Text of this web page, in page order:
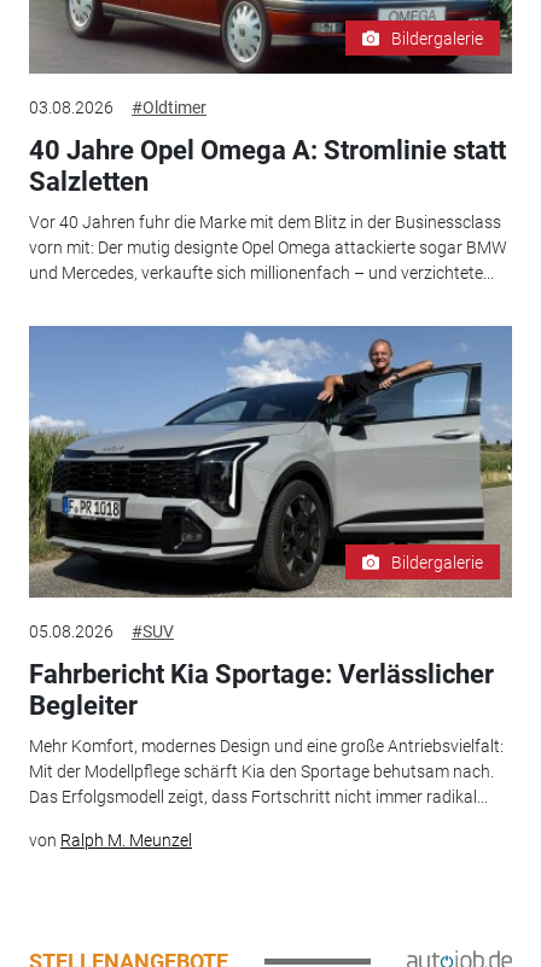
Bildergalerie
03.08.2026 #Oldtimer
40 Jahre Opel Omega A: Stromlinie statt
Salzletten
Vor 40 Jahren fuhr die Marke mit dem Blitz in der Businessclass
vorn mit: Der mutig designte Opel Omega attackierte sogar BMW
und Mercedes, verkaufte sich millionenfach – und verzichtete...
Bildergalerie
05.08.2026 #SUV
Fahrbericht Kia Sportage: Verlässlicher
Begleiter
Mehr Komfort, modernes Design und eine große Antriebsvielfalt:
Mit der Modellpflege schärft Kia den Sportage behutsam nach.
Das Erfolgsmodell zeigt, dass Fortschritt nicht immer radikal...
von Ralph M. Meunzel
STELLENANGEBOTE